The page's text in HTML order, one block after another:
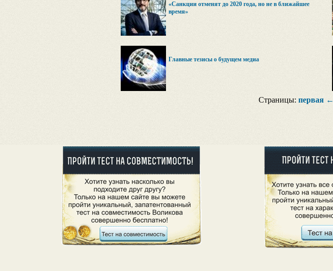
«Санкции отменят до 2020 года, но не в ближайшее
время»
Главные тезисы о будущем медиа
Страницы: первая←